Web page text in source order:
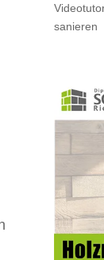
sanieren